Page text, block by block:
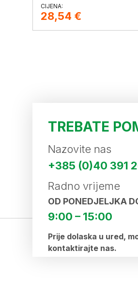
99%.
28,54 €
TREBATE
Nazovite nas
+385 (0)40 391
Radno vrijeme
OD PONEDJELJKA
9:00 – 15:00
Prije dolaska u ured,
kontaktirajte nas.